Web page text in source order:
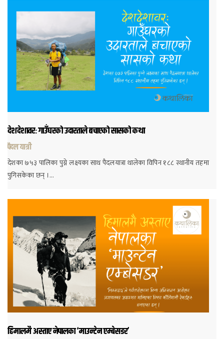
देशदेशावरः गाउँघरको उदारताले बचाएको सासको कथा
पैदल यात्री
देशका ७५३ पालिका पुग्ने लक्ष्यका साथ पैदलयात्रा थालेका विपिन १८८ स्थानीय तहमा
पुगिसकेका छन् ।…
हिमालमै अस्ताए नेपालका ‘माउन्टेन एम्बेसडर’